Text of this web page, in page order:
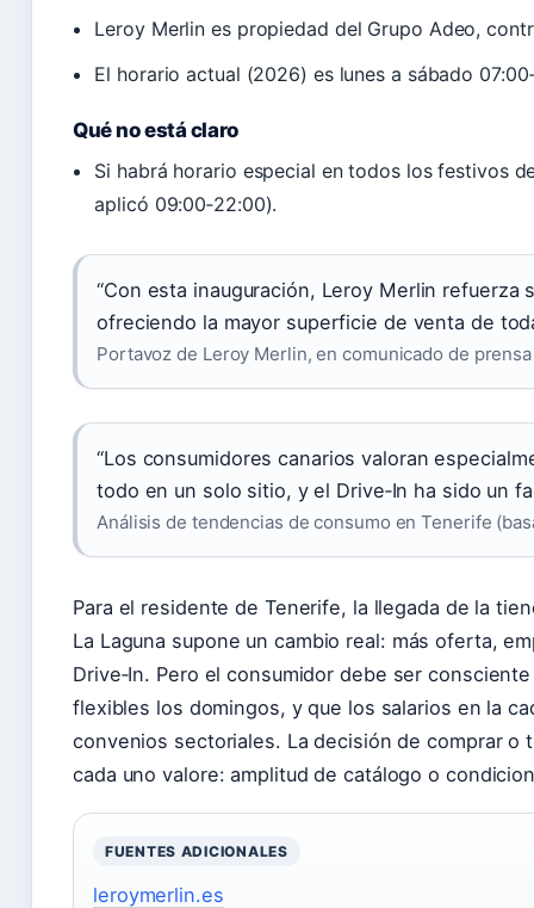
Leroy Merlin es propiedad del Grupo Adeo,
El horario actual (2026) es lunes a sábado
Qué no está claro
Si habrá horario especial en todos los festivos
aplicó 09:00‑22:00).
“Con esta inauguración, Leroy Merlin refuerza
ofreciendo la mayor superficie de venta de
Portavoz de Leroy Merlin, en comunicado de prensa
“Los consumidores canarios valoran
todo en un solo sitio, y el Drive‑In ha sido un
Análisis de tendencias de consumo en Tenerife
Para el residente de Tenerife, la llegada de la
La Laguna supone un cambio real: más oferta,
Drive‑In. Pero el consumidor debe ser
flexibles los domingos, y que los salarios en la
convenios sectoriales. La decisión de comprar o
cada uno valore: amplitud de catálogo o
FUENTES ADICIONALES
leroymerlin.es